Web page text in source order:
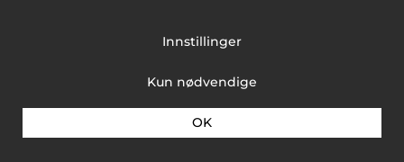
Innstillinger
Kun nødvendige
OK